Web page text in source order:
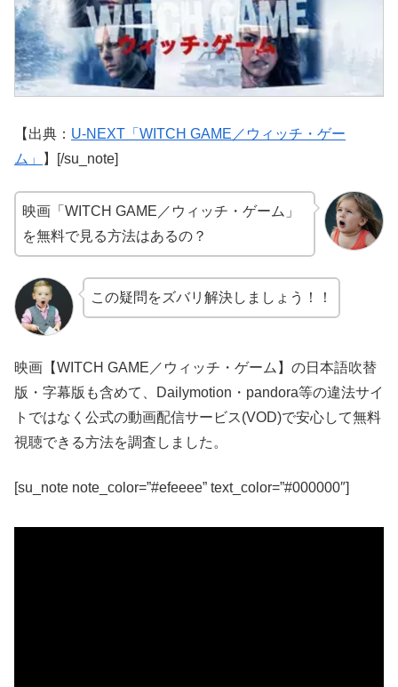
【出典： U-NEXT「WITCH GAME／ウィッチ・ゲー
ム」
】[/su_note]
映画「WITCH GAME／ウィッチ・ゲーム」
を無料で見る方法はあるの？
この疑問をズバリ解決しましょう！！
映画【WITCH GAME／ウィッチ・ゲーム】の日本語吹替
版・字幕版も含めて、Dailymotion・pandora等の違法サイ
トではなく公式の動画配信サービス(VOD)で安心して無料
視聴できる方法を調査しました。
[su_note note_color=”#efeeee” text_color=”#000000″]